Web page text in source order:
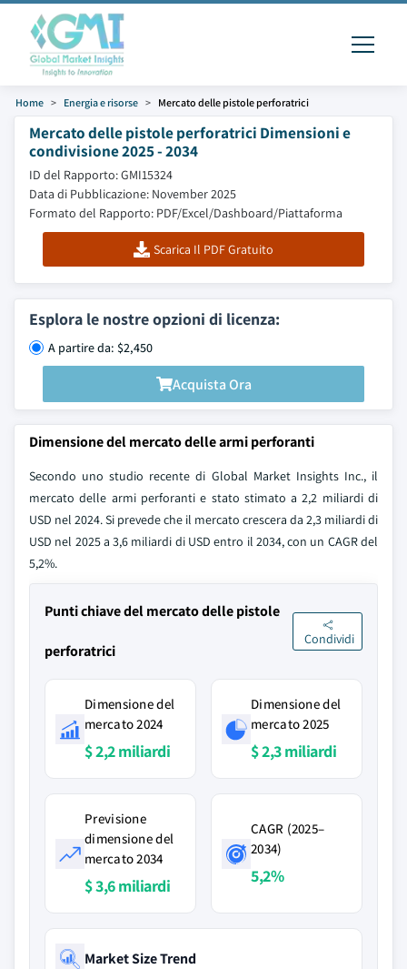
Home Energia e risorse Mercato delle pistole perforatrici
Mercato delle pistole perforatrici Dimensioni e
condivisione 2025 - 2034
ID del Rapporto: GMI15324
Data di Pubblicazione: November 2025
Formato del Rapporto: PDF/Excel/Dashboard/Piattaforma
Scarica Il PDF Gratuito
Esplora le nostre opzioni di licenza:
A partire da: $2,450
Acquista Ora
Dimensione del mercato delle armi perforanti
Secondo uno studio recente di Global Market Insights Inc., il
mercato delle armi perforanti e stato stimato a 2,2 miliardi di
USD nel 2024. Si prevede che il mercato crescera da 2,3 miliardi di
USD nel 2025 a 3,6 miliardi di USD entro il 2034, con un CAGR del
5,2%.
Punti chiave del mercato delle pistole
perforatrici
Condividi
Dimensione del
mercato 2024
$ 2,2 miliardi
Dimensione del
mercato 2025
$ 2,3 miliardi
Previsione
dimensione del
mercato 2034
$ 3,6 miliardi
CAGR (2025–
2034)
5,2%
Market Size Trend